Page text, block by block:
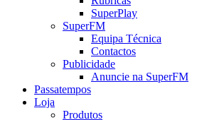
SuperPlay
SuperFM
Equipa Técnica
Contactos
Publicidade
Anuncie na SuperFM
Passatempos
Loja
Produtos